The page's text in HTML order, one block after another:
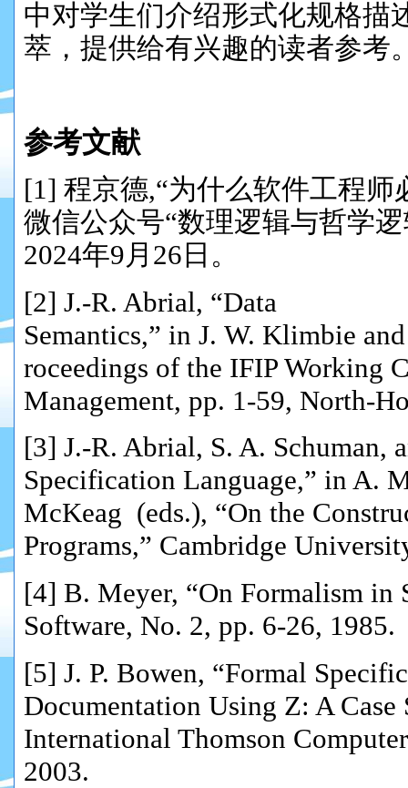
中对学生们介绍形式化规格描
萃，提供给有兴趣的读者参考
参考文献
[1] 程京德,“为什么软件工程师
微信公众号“数理逻辑与哲学
2024年9月26日。
[2] J.-R. Abrial, “Data
Semantics,” in J. W. Klimbie
roceedings of the IFIP Working
Management, pp. 1-59, North-
[3] J.-R. Abrial, S. A. Schuman,
Specification Language,” in A.
McKeag (eds.), “On the
Programs,” Cambridge
[4] B. Meyer, “On Formalism in
Software, No. 2, pp. 6-26, 1985.
[5] J. P. Bowen, “Formal
Documentation Using Z: A Case
International Thomson
2003.